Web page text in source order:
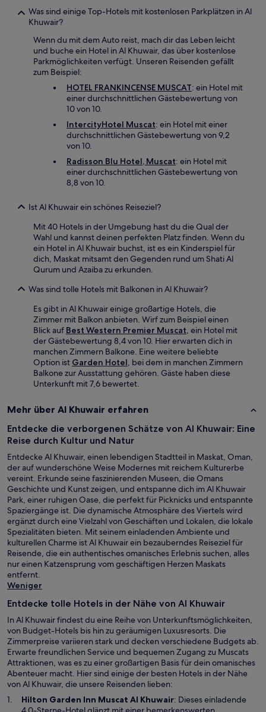
Was sind einige Top-Hotels mit kostenlosen Parkplätzen in Al
Khuwair?
Wenn du mit dem Auto reist, mach dir das Leben leicht
und buche ein Hotel in Al Khuwair, das über kostenlose
Parkmöglichkeiten verfügt. Unseren Reisenden gefällt
zum Beispiel:
HOTEL FRANKINCENSE MUSCAT: ein Hotel mit
einer durchschnittlichen Gästebewertung von
10 von 10.
IntercityHotel Muscat: ein Hotel mit einer
durchschnittlichen Gästebewertung von 9,2
von 10.
Radisson Blu Hotel, Muscat: ein Hotel mit
einer durchschnittlichen Gästebewertung von
8,8 von 10.
Ist Al Khuwair ein schönes Reiseziel?
Mit 40 Hotels in der Umgebung hast du die Qual der
Wahl und kannst deinen perfekten Platz finden. Wenn du
ein Hotel in Al Khuwair buchst, ist es ein Kinderspiel für
dich, Maskat mitsamt den Gegenden rund um Shati Al
Qurum und Azaiba zu erkunden.
Was sind tolle Hotels mit Balkonen in Al Khuwair?
Es gibt in Al Khuwair einige großartige Hotels, die
Zimmer mit Balkon anbieten. Wirf zum Beispiel einen
Blick auf Best Western Premier Muscat, ein Hotel mit
der Gästebewertung 8,4 von 10. Hier erwarten dich in
manchen Zimmern Balkone. Eine weitere beliebte
Option ist Garden Hotel, bei dem in manchen Zimmern
Balkone zur Ausstattung gehören. Gäste haben diese
Unterkunft mit 7,6 bewertet.
Mehr über Al Khuwair erfahren
Entdecke die verborgenen Schätze von Al Khuwair: Eine
Reise durch Kultur und Natur
Entdecke Al Khuwair, einen lebendigen Stadtteil in Maskat, Oman,
der auf wunderschöne Weise Modernes mit reichem Kulturerbe
vereint. Erkunde seine faszinierenden Museen, die Omans
Geschichte und Kunst zeigen, und entspanne dich im Al Khuwair
Park, einer ruhigen Oase, die perfekt für Picknicks und entspannte
Spaziergänge ist. Die dynamische Atmosphäre des Viertels wird
ergänzt durch eine Vielzahl von Geschäften und Lokalen, die lokale
Spezialitäten bieten. Mit seinem einladenden Ambiente und
kulturellen Charme ist Al Khuwair ein bezauberndes Reiseziel für
Reisende, die ein authentisches omanisches Erlebnis suchen, alles
nur einen Katzensprung vom geschäftigen Herzen Maskats
entfernt.
Weniger
Entdecke tolle Hotels in der Nähe von Al Khuwair
In Al Khuwair findest du eine Reihe von Unterkunftsmöglichkeiten,
von Budget-Hotels bis hin zu geräumigen Luxusresorts. Die
Zimmerpreise variieren stark und decken verschiedene Budgets ab.
Erwarte freundlichen Service und bequemen Zugang zu Muscats
Attraktionen, was es zu einer großartigen Basis für dein omanisches
Abenteuer macht. Hier sind einige der besten Hotels in der Nähe
von Al Khuwair, die unsere Reisenden lieben:
Hilton Garden Inn Muscat Al KhuwairW
i
: Dieses einladende